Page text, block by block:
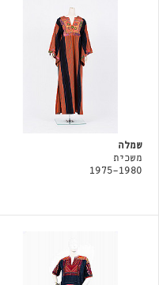
שמלה
משכית
1975-1980